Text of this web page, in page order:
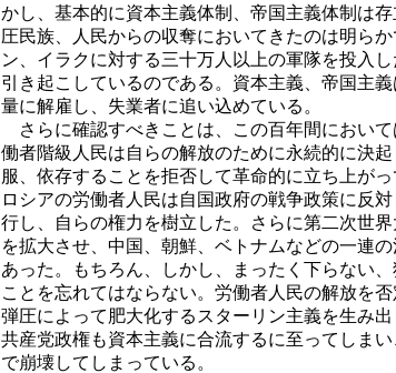
かし、基本的に資本主義体制、帝国主義体制は
圧民族、人民からの収奪においてきたのは明ら
ン、イラクに対する三十万人以上の軍隊を投入
引き起こしているのである。資本主義、帝国主
量に解雇し、失業者に追い込めている。
さらに確認すべきことは、この百年間におい
働者階級人民は自らの解放のために永続的に決
服、依存することを拒否して革命的に立ち上が
ロシアの労働者人民は自国政府の戦争政策に反
行し、自らの権力を樹立した。さらに第二次世
を拡大させ、中国、朝鮮、ベトナムなどの一連
あった。もちろん、しかし、まったく下らない
ことを忘れてはならない。労働者人民の解放を
弾圧によって肥大化するスターリン主義を生み
共産党政権も資本主義に合流するに至ってしま
で崩壊してしまっている。